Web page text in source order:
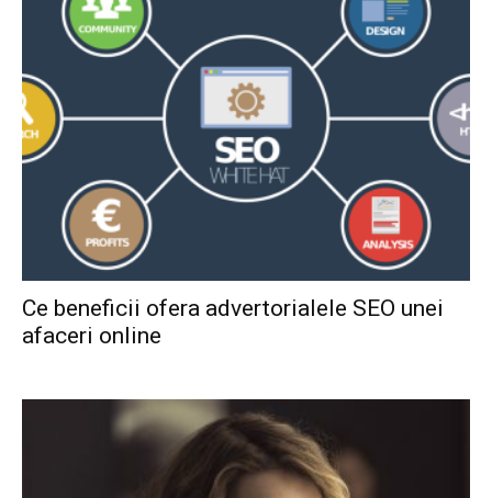
Ce beneficii ofera advertorialele SEO unei
afaceri online